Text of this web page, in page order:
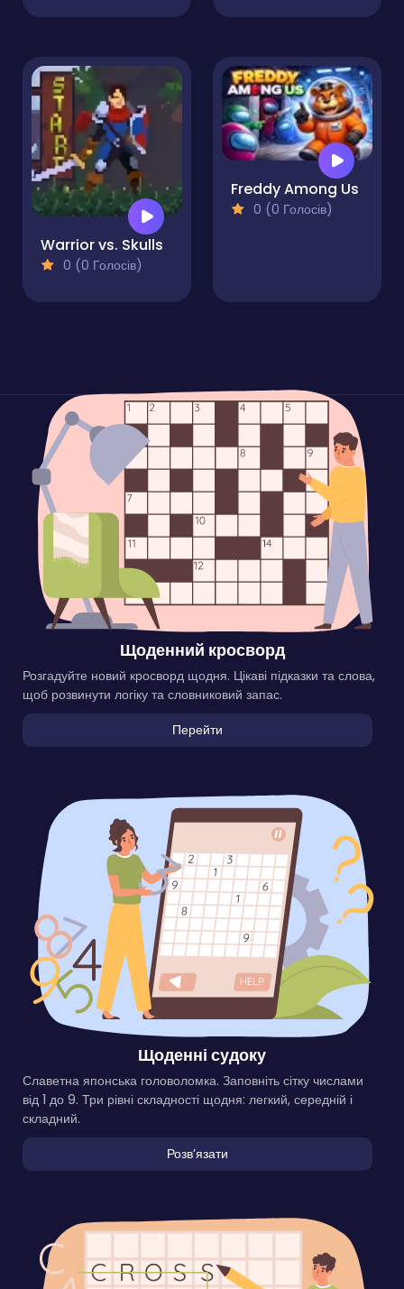
Warrior vs. Skulls
0 (0 Голосів)
Freddy Among Us
0 (0 Голосів)
Щоденний кросворд
Розгадуйте новий кросворд щодня. Цікаві підказки та слова,
щоб розвинути логіку та словниковий запас.
Перейти
Щоденні судоку
Славетна японська головоломка. Заповніть сітку числами
від 1 до 9. Три рівні складності щодня: легкий, середній і
складний.
Розвʼязати